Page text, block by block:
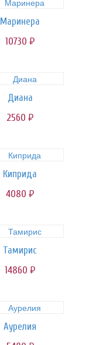
Маринера
10730 руб.
Диана
2560 руб.
Киприда
4080 руб.
Тамирис
14860 руб.
Аурелия